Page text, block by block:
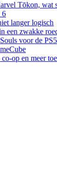
Tōkon, wat
6
langer logisch
een zwakke
voor de PS5
op en meer toe